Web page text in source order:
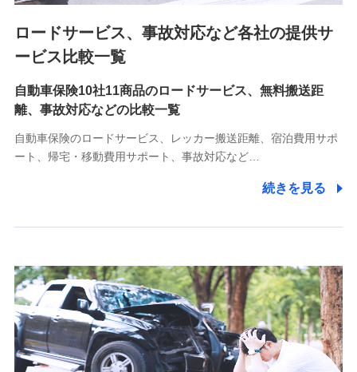
9.お問い合わせ情報
各種お問い合わせに対応するため
10.受託業務の 個人情報
受託業務の遂行およびこれらに準ずる業務の遂行のため
11.マイカー通勤管理クラウド並びに法人向けASPサー
をお送りするため
分析するため
当社の対応品質向上やお問い合わせ内容の正確な把握のため
個人情報保護管理者の職名、連絡先
株式会社ドコモ・インシュアランス 営業部長
〒103-0013 東京都中央区日本橋人形町2-14-10 アーバン
ネット日本橋ビル 3F
ロードサービス、事故対応など各社の提供サ
ービス比較一覧
自動車保険10社11商品のロードサービス、無料搬送距
離、事故対応などの比較一覧
自動車保険のロードサービス、レッカー搬送距離、宿泊費用サポ
ート、帰宅・移動費用サポート、事故対応など…
続きを見る